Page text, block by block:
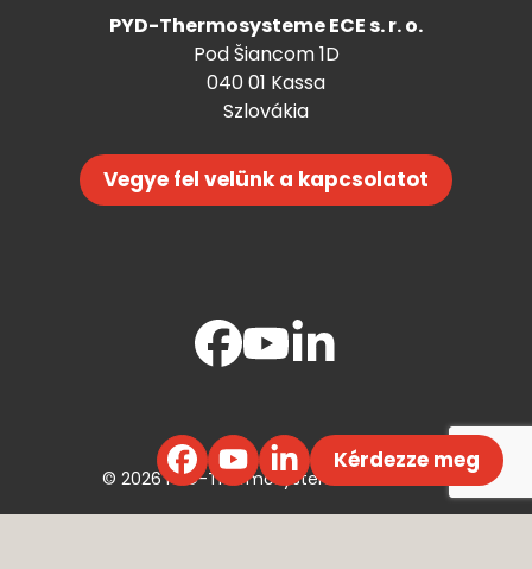
Kérdezze meg
PYD-Thermosysteme ECE s. r. o.
Pod Šiancom 1D
040 01 Kassa
Szlovákia
Vegye fel velünk a kapcsolatot
© 2026 PYD-Thermosysteme ECE s. r. o.